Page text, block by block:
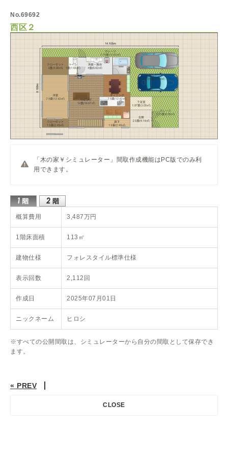
No.69692
西区２
「木の家￥シミュレーター」間取作成機能はPC版でのみ利
用できます。
概算費用 3,487万円
1階床面積 113㎡
建物仕様 フォレスタイル標準仕様
表示回数 2,112回
作成日 2025年07月01日
ニックネーム ヒロシ
※すべての公開間取は、シミュレーターから自分の間取として保存でき
ます。
« PREV
CLOSE